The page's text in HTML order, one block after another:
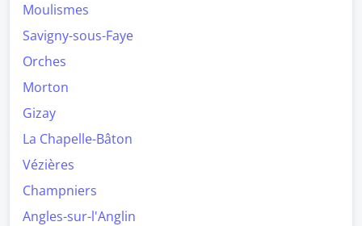
Moulismes
Savigny-sous-Faye
Orches
Morton
Gizay
La Chapelle-Bâton
Vézières
Champniers
Angles-sur-l'Anglin